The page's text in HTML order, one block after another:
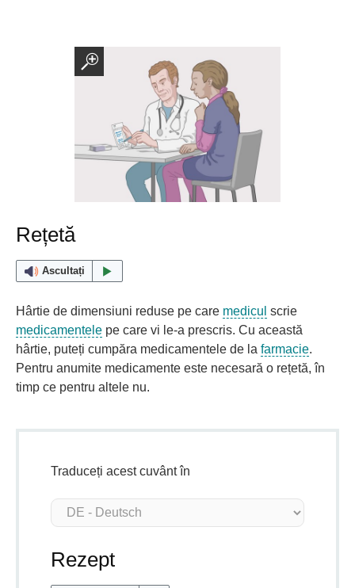
Rețetă
Ascultați
Hârtie de dimensiuni reduse pe care medicul scrie
medicamentele pe care vi le-a prescris. Cu această
hârtie, puteți cumpăra medicamentele de la farmacie.
Pentru anumite medicamente este necesară o rețetă, în
timp ce pentru altele nu.
Traduceți acest cuvânt în
Rezept